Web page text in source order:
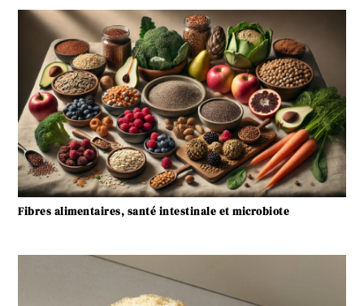
Fibres alimentaires, santé intestinale et microbiote